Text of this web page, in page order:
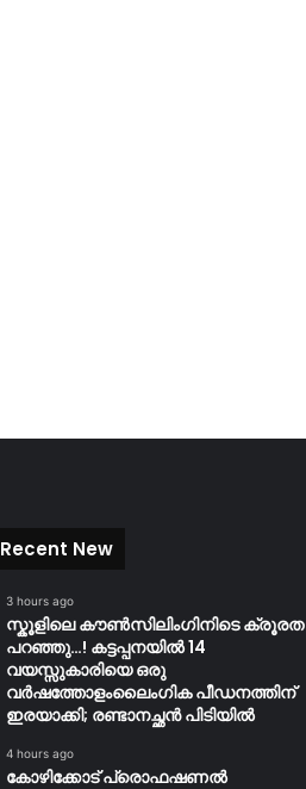
Recent New
3 hours ago
സ്കൂളിലെ കൗൺസിലിംഗിനിടെ ക്രൂരത
പറഞ്ഞു…! കട്ടപ്പനയിൽ 14
വയസ്സുകാരിയെ ഒരു
വർഷത്തോളംലൈംഗിക പീഡനത്തിന്
ഇരയാക്കി; രണ്ടാനച്ഛൻ പിടിയിൽ
4 hours ago
കോഴിക്കോട് പ്രൊഫഷണൽ